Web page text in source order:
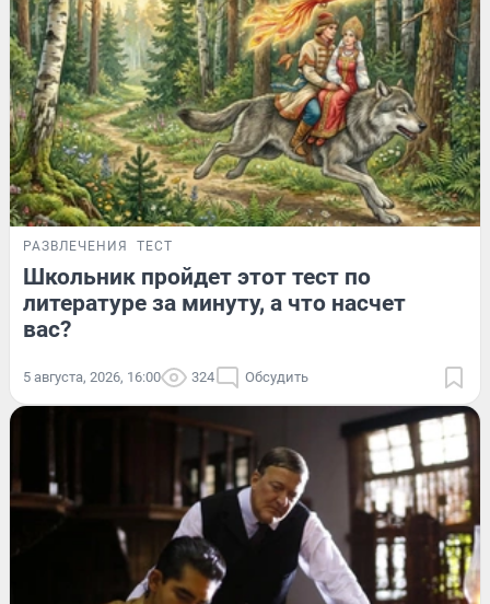
РАЗВЛЕЧЕНИЯ ТЕСТ
Школьник пройдет этот тест по
литературе за минуту, а что насчет
вас?
5 августа, 2026, 16:00 324 Обсудить